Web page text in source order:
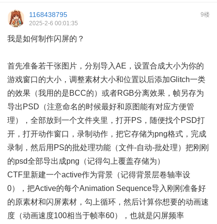
9楼
1168438795
2025-2-6 00:01:35
我是如何制作闪屏的？
首先准备若干张图片，分别导入AE，设置合成大小为你的
游戏窗口的大小，调整素材大小和位置以后添加Glitch一类
的效果（我用的是BCC的）或者RGB分离效果，帧另存为
导出PSD（注意命名的时候最好和原图能有对应方便管
理），全部放到一个文件夹里，打开PS，随便找个PSD打
开，打开动作窗口，录制动作，把它存储为png格式，完成
录制，然后用PS的批处理功能（文件-自动-批处理）把刚刚
的psd全部导出成png（记得勾上覆盖存储为）
CTF里新建一个active作为背景（记得背景层卷轴率设
0），把Active的每个Animation Sequence导入刚刚准备好
的原素材和闪屏素材，勾上循环，然后计算你想要的动画速
度（动画速度100相当于帧率60），也就是闪屏频率